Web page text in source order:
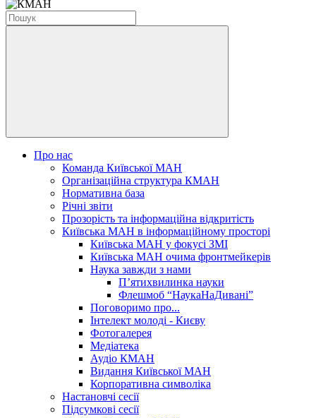
Про нас
Команда Київської МАН
Організаційна структура КМАН
Нормативна база
Річні звіти
Прозорість та інформаційна відкритість
Київська МАН в інформаційному просторі
Київська МАН у фокусі ЗМІ
Київська МАН очима фронтмейкерів
Наука завжди з нами
П’ятихвилинка науки
Флешмоб “НаукаНаДивані”
Поговоримо про...
Інтелект молоді - Києву
Фотогалерея
Медіатека
Аудіо КМАН
Видання Київської МАН
Корпоративна символіка
Настановчі сесії
Підсумкові сесії